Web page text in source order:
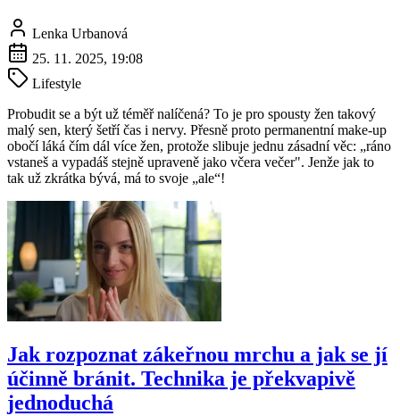
Lenka Urbanová
25. 11. 2025, 19:08
Lifestyle
Probudit se a být už téměř nalíčená? To je pro spousty žen takový
malý sen, který šetří čas i nervy. Přesně proto permanentní make-up
obočí láká čím dál více žen, protože slibuje jednu zásadní věc: „ráno
vstaneš a vypadáš stejně upraveně jako včera večer". Jenže jak to
tak už zkrátka bývá, má to svoje „ale“!
Jak rozpoznat zákeřnou mrchu a jak se jí
účinně bránit. Technika je překvapivě
jednoduchá